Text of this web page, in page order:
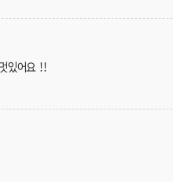
있어요 !!